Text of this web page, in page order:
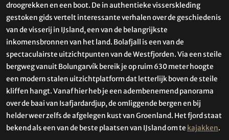
droogrekken en een boot. De in authentieke visserskleding
gestoken gids vertelt interessante verhalen over de geschiedenis
van de visserij in IJsland, een van de belangrijkste
inkomensbronnen van het land. Bolafjall
is een van de
spectaculairste uitzichtpunten van deWestfjorden. Via een steile
bergweg vanuitBolungarvíkbereik je op ruim 630 meter hoogte
een modern stalen uitzichtplatform dat letterlijk boven de steile
kliffen hangt. Vanaf hier heb je een adembenemend panorama
over de baai van Isafjardardjup, de omliggende bergen en bij
helder weer zelfs de afgelegen kust van Groenland. Het fjord staat
bekend als een van de beste plaatsen van IJsland om te kajakken.